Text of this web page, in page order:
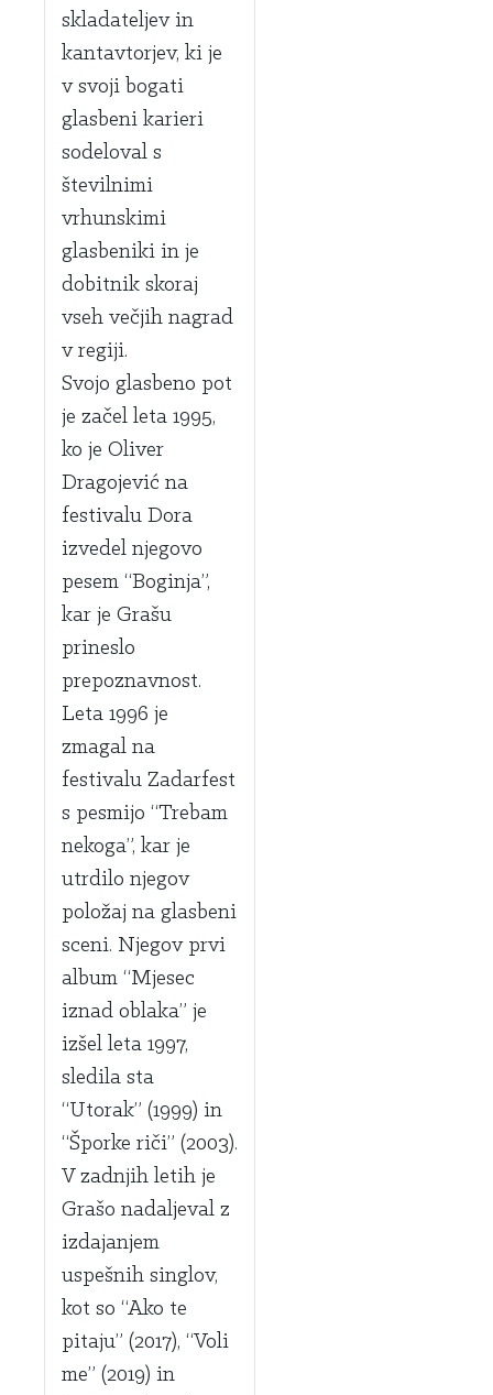
skladateljev in
kantavtorjev, ki je
v svoji bogati
glasbeni karieri
sodeloval s
številnimi
vrhunskimi
glasbeniki in je
dobitnik skoraj
vseh večjih nagrad
v regiji.
Svojo glasbeno pot
je začel leta 1995,
ko je Oliver
Dragojević na
festivalu Dora
izvedel njegovo
pesem “Boginja”,
kar je Grašu
prineslo
prepoznavnost.
Leta 1996 je
zmagal na
festivalu Zadarfest
s pesmijo “Trebam
nekoga”, kar je
utrdilo njegov
položaj na glasbeni
sceni. Njegov prvi
album “Mjesec
iznad oblaka” je
izšel leta 1997,
sledila sta
“Utorak” (1999) in
“Šporke riči” (2003).
V zadnjih letih je
Grašo nadaljeval z
izdajanjem
uspešnih singlov,
kot so “Ako te
pitaju” (2017), “Voli
me” (2019) in